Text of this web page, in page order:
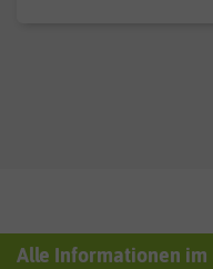
Alle Informationen